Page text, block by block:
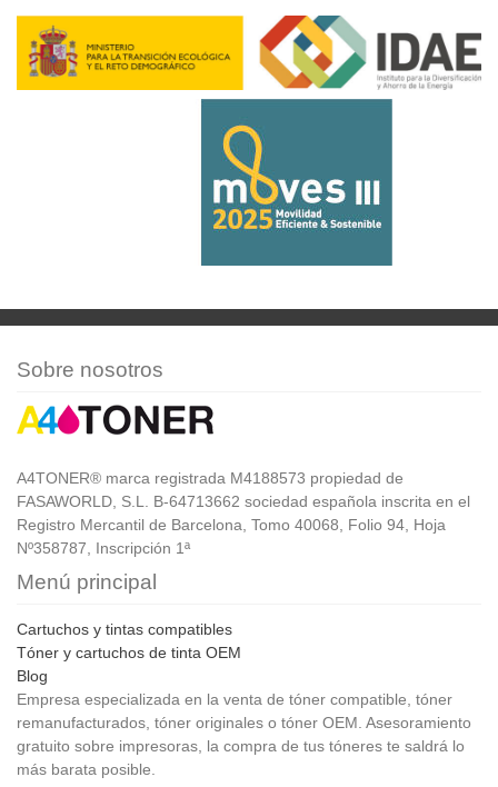
Sobre nosotros
A4TONER® marca registrada M4188573 propiedad de
FASAWORLD, S.L. B-64713662 sociedad española inscrita en el
Registro Mercantil de Barcelona, Tomo 40068, Folio 94, Hoja
Nº358787, Inscripción 1ª
Menú principal
Cartuchos y tintas compatibles
Tóner y cartuchos de tinta OEM
Blog
Empresa especializada en la venta de tóner compatible, tóner
remanufacturados, tóner originales o tóner OEM. Asesoramiento
gratuito sobre impresoras, la compra de tus tóneres te saldrá lo
más barata posible.